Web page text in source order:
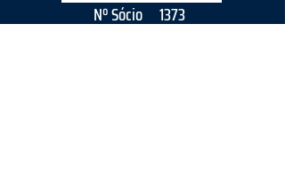
1373
Nº Sócio